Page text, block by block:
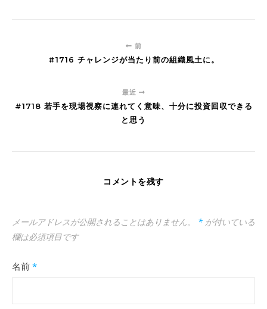
前
#1716 チャレンジが当たり前の組織風土に。
最近
#1718 若手を現場視察に連れてく意味、十分に投資回収できる
と思う
コメントを残す
メールアドレスが公開されることはありません。 * が付いている
欄は必須項目です
名前 *